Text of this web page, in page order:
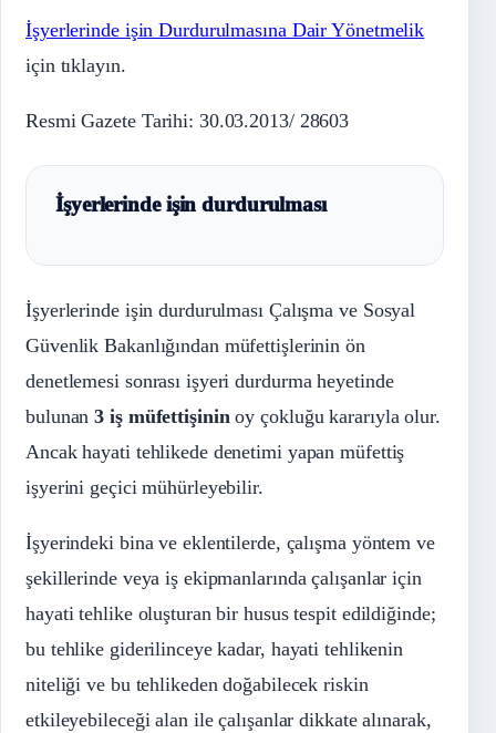
İşyerlerinde işin Durdurulmasına Dair Yönetmelik
için tıklayın.
Resmi Gazete Tarihi: 30.03.2013/ 28603
İşyerlerinde işin durdurulması
İşyerlerinde işin durdurulması Çalışma ve Sosyal
Güvenlik Bakanlığından müfettişlerinin ön
denetlemesi sonrası işyeri durdurma heyetinde
bulunan3 iş müfettişininoy çokluğu kararıyla olur.
Ancak hayati tehlikede denetimi yapan müfettiş
işyerini geçici mühürleyebilir.
İşyerindeki bina ve eklentilerde, çalışma yöntem ve
şekillerinde veya iş ekipmanlarında çalışanlar için
hayati tehlike oluşturan bir husus tespit edildiğinde;
bu tehlike giderilinceye kadar, hayati tehlikenin
niteliği ve bu tehlikeden doğabilecek riskin
etkileyebileceği alan ile çalışanlar dikkate alınarak,